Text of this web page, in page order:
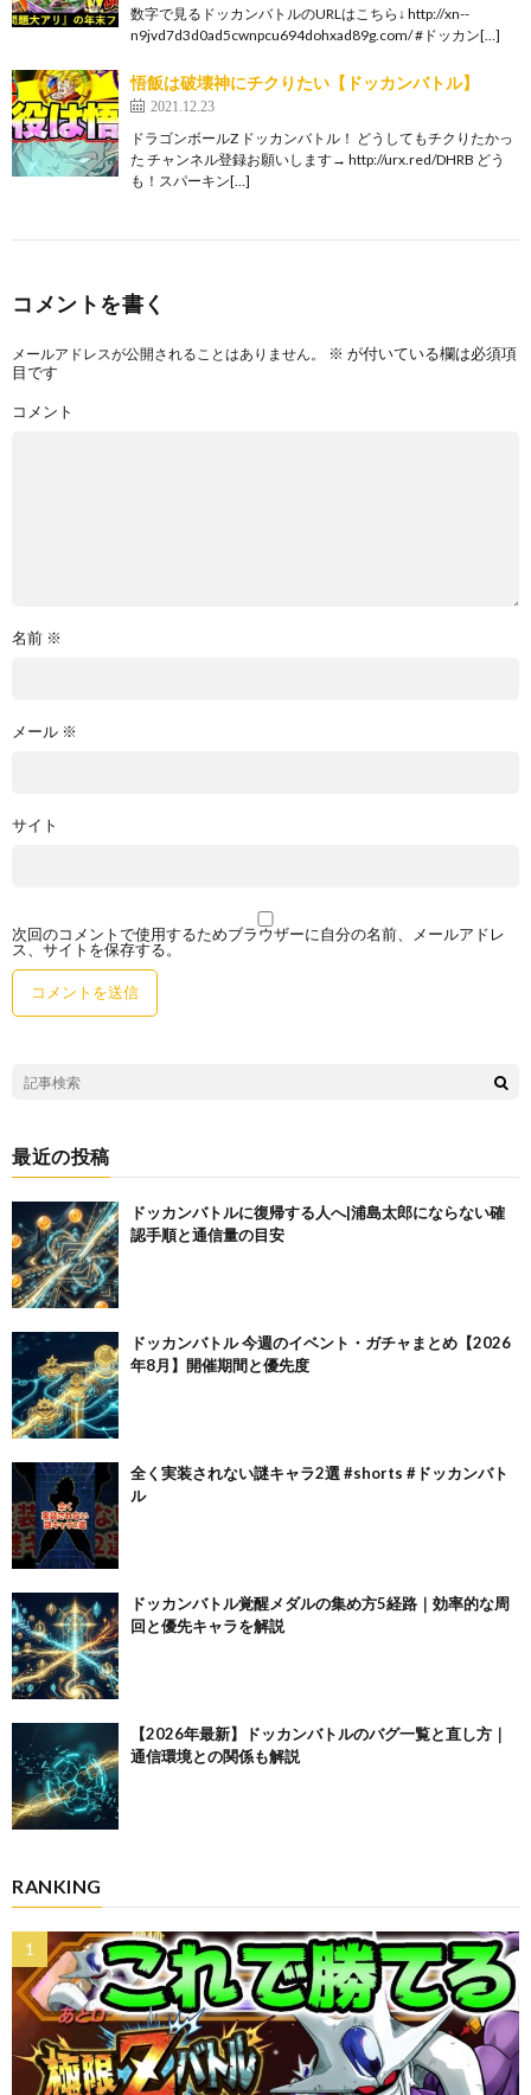
数字で見るドッカンバトルのURLはこちら↓ http://xn--
n9jvd7d3d0ad5cwnpcu694dohxad89g.com/ #ドッカン[…]
悟飯は破壊神にチクりたい【ドッカンバトル】
2021.12.23
ドラゴンボールZ ドッカンバトル！ どうしてもチクりたかっ
た チャンネル登録お願いします→ http://urx.red/DHRB どう
も！スパーキン[…]
コメントを書く
メールアドレスが公開されることはありません。 ※ が付いている欄は必須項
目です
コメント
名前 ※
メール ※
サイト
次回のコメントで使用するためブラウザーに自分の名前、メールアドレ
ス、サイトを保存する。
最近の投稿
ドッカンバトルに復帰する人へ|浦島太郎にならない確
認手順と通信量の目安
ドッカンバトル 今週のイベント・ガチャまとめ【2026
年8月】開催期間と優先度
全く実装されない謎キャラ2選 #shorts #ドッカンバト
ル
ドッカンバトル覚醒メダルの集め方5経路｜効率的な周
回と優先キャラを解説
【2026年最新】ドッカンバトルのバグ一覧と直し方｜
通信環境との関係も解説
RANKING